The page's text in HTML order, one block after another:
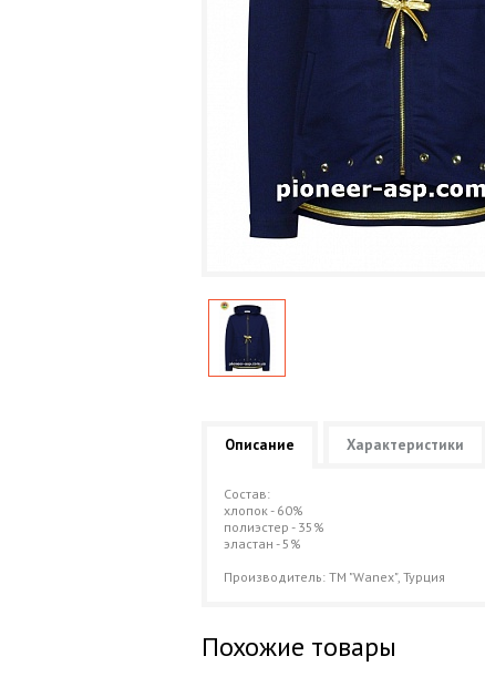
Описание Характеристики
Cостав:
хлопок - 60%
полиэстер - 35%
эластан - 5%
Производитель: ТМ "Wanex", Турция
Похожие товары